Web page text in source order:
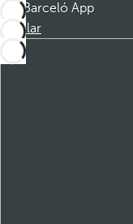
Barceló App
Instalar